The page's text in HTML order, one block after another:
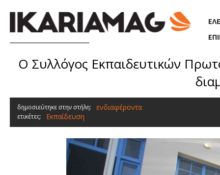
O Συλλόγος Εκπαιδευτικών
δημοσιεύτηκε στην στήλη: ενδιαφέροντα
ετικέτες: Εκπαίδευση